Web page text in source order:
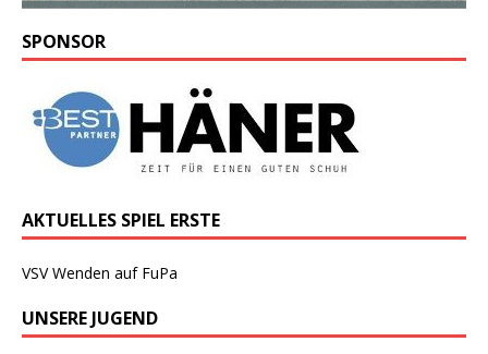
SPONSOR
AKTUELLES SPIEL ERSTE
VSV Wenden auf FuPa
UNSERE JUGEND